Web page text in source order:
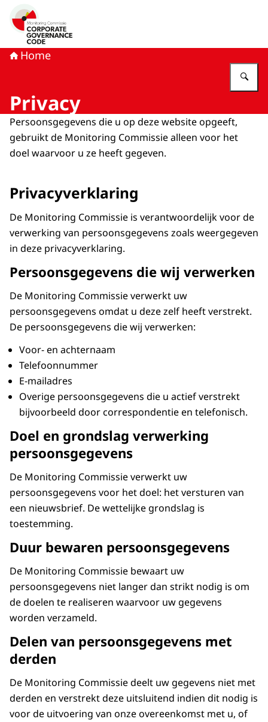
Naar de homepage van Monitoring Commissie
Home
Privacy
Persoonsgegevens die u op deze website opgeeft,
gebruikt de Monitoring Commissie alleen voor het
doel waarvoor u ze heeft gegeven.
Privacyverklaring
De Monitoring Commissie is verantwoordelijk voor de
verwerking van persoonsgegevens zoals weergegeven
in deze privacyverklaring.
Persoonsgegevens die wij verwerken
De Monitoring Commissie verwerkt uw
persoonsgegevens omdat u deze zelf heeft verstrekt.
De persoonsgegevens die wij verwerken:
Voor- en achternaam
Telefoonnummer
E-mailadres
Overige persoonsgegevens die u actief verstrekt
bijvoorbeeld door correspondentie en telefonisch.
Doel en grondslag verwerking
persoonsgegevens
De Monitoring Commissie verwerkt uw
persoonsgegevens voor het doel: het versturen van
een nieuwsbrief. De wettelijke grondslag is
toestemming.
Duur bewaren persoonsgegevens
De Monitoring Commissie bewaart uw
persoonsgegevens niet langer dan strikt nodig is om
de doelen te realiseren waarvoor uw gegevens
worden verzameld.
Delen van persoonsgegevens met
derden
De Monitoring Commissie deelt uw gegevens niet met
derden en verstrekt deze uitsluitend indien dit nodig is
voor de uitvoering van onze overeenkomst met u, of